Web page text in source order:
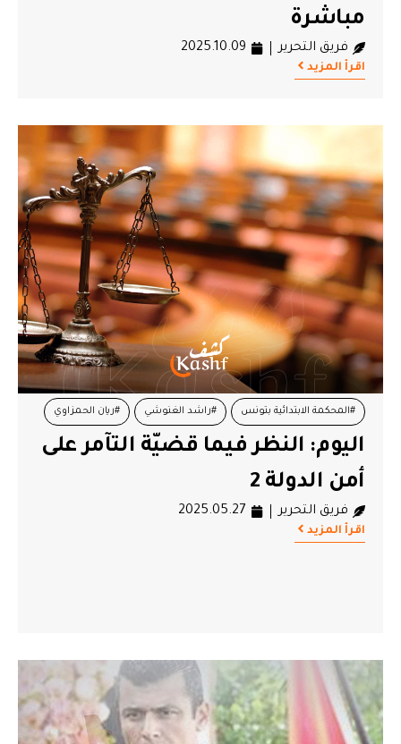
مباشرة
فريق التحرير 2025.10.09
اقرأ المزيد
#المحكمة الابتدائية بتونس #راشد الغنوشي #ريان الحمزاوي
#قضية التآمر2
اليوم: النظر فيما قضيّة التآمر على
أمن الدولة 2
فريق التحرير 2025.05.27
اقرأ المزيد